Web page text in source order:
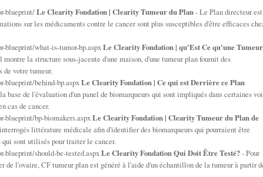
blueprint/Le Clearity Fondation | Clearity Tumeur du Plan- Le Plan directeur est
sur les médicaments contre le cancer sont plus susceptibles d'être efficaces
blueprint/what-is-tumor-bp.aspx Le Clearity Fondation | qu'Est Ce qu'une Tumeur
la structure sous-jacente d'une maison, d'une tumeur plan fournit des
de votre tumeur.
blueprint/behind-bp.aspx Le Clearity Fondation | Ce qui est Derrière ce Plan
base de l'évaluation d'un panel de biomarqueurs qui sont impliqués dans certaines
cas de cancer.
bp-biomakers.aspx Le Clearity Fondation | Clearity Tumeur du Plan de
littérature médicale afin d'identifier des biomarqueurs qui pourraient être
sont utilisés pour traiter le cancer.
should-be-tested.aspx Le Clearity Fondation Qui Doit Être Testé?- Pour
de l'ovaire, CF tumeur plan est généré à l'aide d'un échantillon de la tumeur à partir